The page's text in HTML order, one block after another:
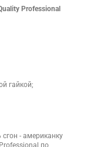
Professional
гайкой;
- американку
по